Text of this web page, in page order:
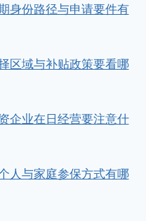
身份路径与申请要件有
区域与补贴政策要看哪
企业在日经营要注意什
人与家庭参保方式有哪